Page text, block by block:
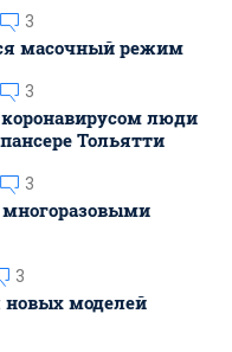
3
масочный режим
3
люди
Тольятти
3
3
моделей